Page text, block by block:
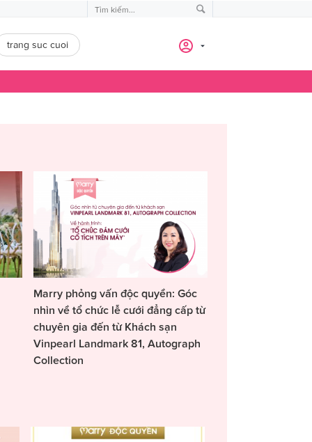
trang suc cuoi
Marry phỏng vấn độc quyền: Góc
nhìn về tổ chức lễ cưới đẳng cấp từ
chuyên gia đến từ Khách sạn
Vinpearl Landmark 81, Autograph
Collection